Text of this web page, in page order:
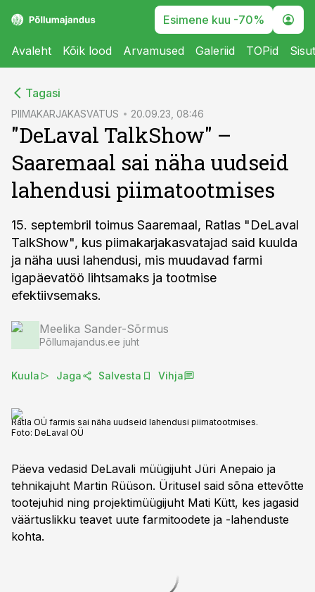
Esimene kuu -70%
Avaleht Kõik lood Arvamused Galeriid TOPid
Tagasi
PIIMAKARJAKASVATUS 20.09.23, 08:46
"DeLaval TalkShow" –
Saaremaal sai näha uudseid
lahendusi piimatootmises
15. septembril toimus Saaremaal, Ratlas "DeLaval
TalkShow", kus piimakarjakasvatajad said kuulda
ja näha uusi lahendusi, mis muudavad farmi
igapäevatöö lihtsamaks ja tootmise
efektiivsemaks.
Meelika Sander-Sõrmus
Põllumajandus.ee juht
Kuula Jaga Salvesta Vihja
Ratla OÜ farmis sai näha uudseid lahendusi piimatootmises.
Foto: DeLaval OÜ
Päeva vedasid DeLavali müügijuht Jüri Anepaio ja
tehnikajuht Martin Rüüson. Üritusel said sõna ettevõtte
tootejuhid ning projektimüügijuht Mati Kütt, kes jagasid
väärtuslikku teavet uute farmitoodete ja -lahenduste
kohta.